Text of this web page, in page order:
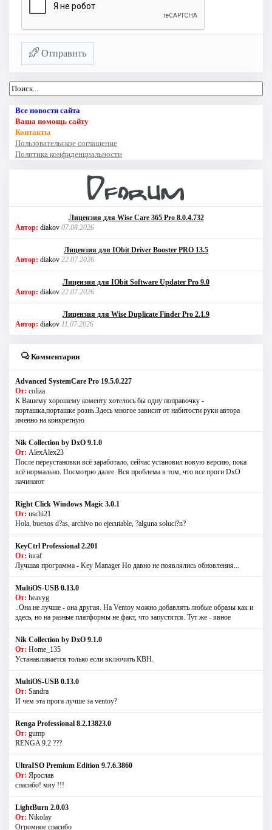
Отправить
Все новости сайта
Ваша помощь сайту
Контакты
Пользовательское соглашение
Политика конфиденциальности
Лицензия для Wise Care 365 Pro 8.0.4.732
Автор: diakov 07.08.2026
Лицензия для IObit Driver Booster PRO 13.5
Автор: diakov 22.07.2026
Лицензия для IObit Software Updater Pro 9.0
Автор: diakov 22.07.2026
Лицензия для Wise Duplicate Finder Pro 2.1.9
Автор: diakov 11.07.2026
Комментарии
Advanced SystemCare Pro 19.5.0.227
От: coliza
К Вашему хорошему коменту хотелось бы одну поправочку -
порташка,порташке рознь.Здесь многое зависит от набитости руки автора
именно на конкретную
Nik Collection by DxO 9.1.0
От: AlexAlex23
После переустановки всё заработало, сейчас установил новую версию, пока
всё нормально. Посмотрю далее. Вся проблема в том, что все проги DxO
начинают
Right Click Windows Magic 3.0.1
От: uschi21
Hola, buenos d?as, archivo no ejecutable, ?alguna soluci?n?
KeyCtrl Professional 2.201
От: iuraf
Лучшая программа - Key Manager Но давно не появлялись обновления...
MultiOS-USB 0.13.0
От: heavyg
..Она не лучше - она другая. На Ventoy можно добавлять любые образы как и
здесь, но на разные платформы не факт, что запустятся. Тут же - явное
Nik Collection by DxO 9.1.0
От: Home_135
Устанавливается только если включить КВН.
MultiOS-USB 0.13.0
От: Sandra
И чем эта прога лучше за ventoy?
Renga Professional 8.2.13823.0
От: gump
RENGA 9.2 ???
UltraISO Premium Edition 9.7.6.3860
От: Ярослав
спасибо! мяу !!!
LightBurn 2.0.03
От: Nikolay
Огромное спасибо